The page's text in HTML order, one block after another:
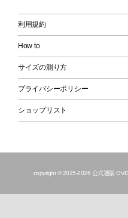
利用規約
How to
サイズの測り方
プライバシーポリシー
ショップリスト
copyright © 2015-2026 公式通販